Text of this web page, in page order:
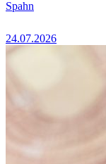
Spahn
24.07.2026